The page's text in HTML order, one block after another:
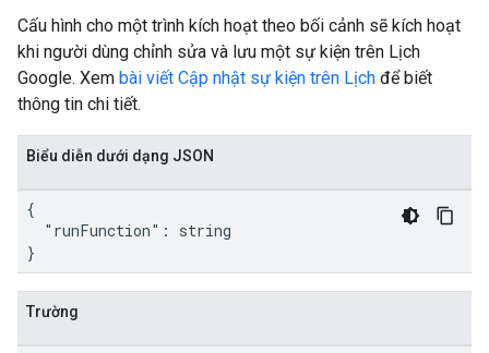
Cấu hình cho một trình kích hoạt theo bối cảnh sẽ kích hoạt
khi người dùng chỉnh sửa và lưu một sự kiện trên Lịch
Google. Xem bài viết Cập nhật sự kiện trên Lịch để biết
thông tin chi tiết.
Biểu diễn dưới dạng JSON
{
  "runFunction": string
}
Trường